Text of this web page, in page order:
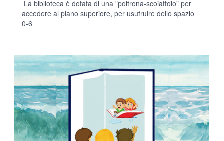
La biblioteca è dotata di una "poltrona-scoiattolo" per
accedere al piano superiore, per usufruire dello spazio
0-6